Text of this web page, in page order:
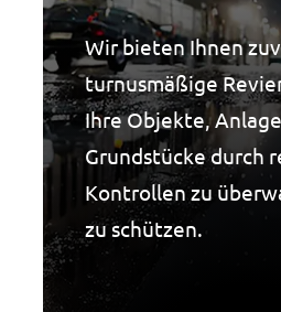
Wir bieten Ihnen
turnusmäßige
Ihre Objekte,
Grundstücke durch
Kontrollen zu
zu schützen.